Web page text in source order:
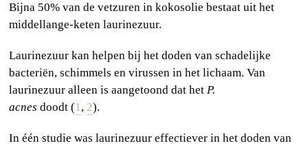
Bijna 50% van de vetzuren in kokosolie bestaat uit het
middellange-keten laurinezuur.
Laurinezuur kan helpen bij het doden van schadelijke
bacteriën, schimmels en virussen in het lichaam. Van
laurinezuur alleen is aangetoond dat het P.
acnes doodt (1,2).
In één studie was laurinezuur effectiever in het doden van